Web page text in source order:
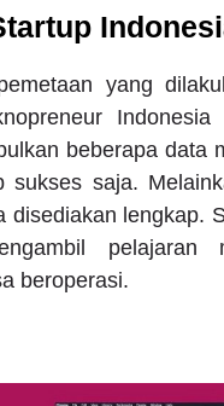
yang
beberapa data
sukses saja.
disediakan lengkap.
pelajaran
beroperasi.